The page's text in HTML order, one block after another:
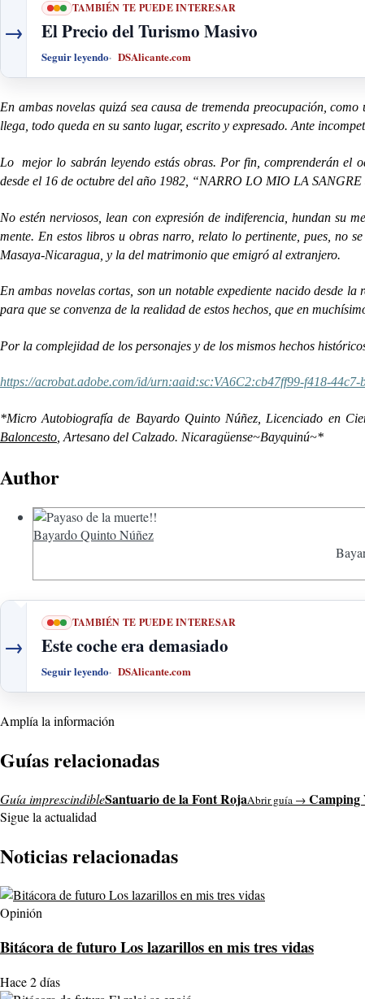
→
TAMBIÉN TE PUEDE INTERESAR
El Precio del Turismo Masivo
Seguir leyendo DSAlicante.com
En ambas novelas quizá sea causa de tremenda preocupación,
llega, todo queda en su santo lugar, escrito y expresado. Ante
Lo mejor lo sabrán leyendo estás obras. Por fin, comprenderán el
desde el 16 de octubre del año 1982, “NARRO LO MIO LA
No estén nerviosos, lean con expresión de indiferencia, hundan su
mente. En estos libros u obras narro, relato lo pertinente, pues, no
Masaya-Nicaragua, y la del matrimonio que emigró al extranjero.
En ambas novelas cortas, son un notable expediente nacido desde la
para que se convenza de la realidad de estos hechos, que en
Por la complejidad de los personajes y de los mismos hechos
https://acrobat.adobe.com/id/urn:aaid:sc:VA6C2:cb47ff99-f418-44c7-
*Micro Autobiografía de Bayardo Quinto Núñez, Licenciado en
Baloncesto , Artesano del Calzado. Nicaragüense~Bayquinú~*
Author
Bayardo Quinto Núñez
→
TAMBIÉN TE PUEDE INTERESAR
Este coche era demasiado
Seguir leyendo DSAlicante.com
Amplía la información
Guías relacionadas
Guía imprescindibleSantuario de la Font RojaAbrir guía → Camping
Sigue la actualidad
Noticias relacionadas
Opinión
Bitácora de futuro Los lazarillos en mis tres vidas
Hace 2 días